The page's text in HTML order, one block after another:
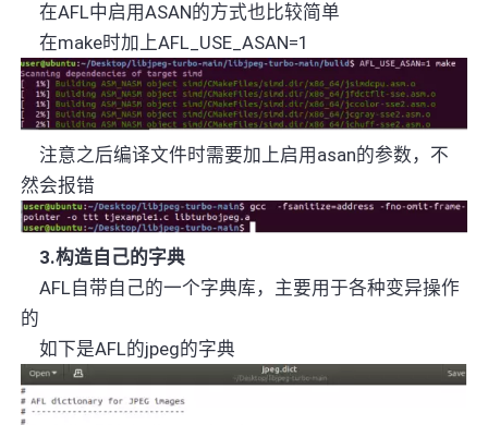
在AFL中启用ASAN的方式也比较简单
在make时加上AFL_USE_ASAN=1
注意之后编译文件时需要加上启用asan的参数，不
然会报错
3.构造自己的字典
AFL自带自己的一个字典库，主要用于各种变异操作
的
如下是AFL的jpeg的字典